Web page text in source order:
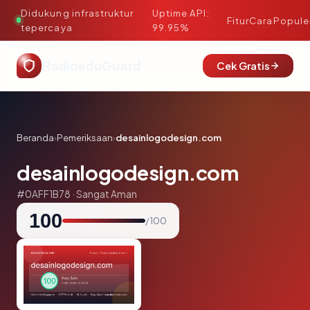
Didukung infrastruktur
tepercaya
·
Uptime API:
99.95%
FiturCara
Cek Gratis
Beranda›Pemeriksaan›desainlogodesign.com
desainlogodesign.com
#0AFF1B78 · Sangat Aman
100 / 100